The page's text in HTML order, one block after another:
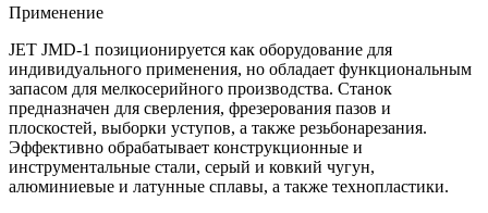
Применение
JET JMD-1 позиционируется как оборудование для
индивидуального применения, но обладает функциональным
запасом для мелкосерийного производства. Станок
предназначен для сверления, фрезерования пазов и
плоскостей, выборки уступов, а также резьбонарезания.
Эффективно обрабатывает конструкционные и
инструментальные стали, серый и ковкий чугун,
алюминиевые и латунные сплавы, а также технопластики.